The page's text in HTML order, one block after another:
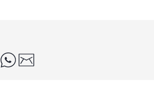
linkedinwhatsapp